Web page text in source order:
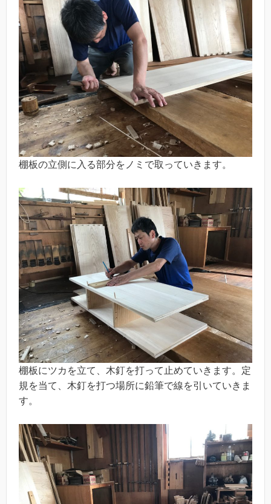
棚板の立側に入る部分をノミで取っていきます。
棚板にツカを立て、木釘を打って止めていきます。定
規を当て、木釘を打つ場所に鉛筆で線を引いていきま
す。